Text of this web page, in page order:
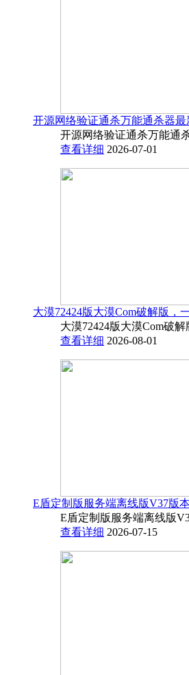
开源网络验证通杀万能通杀器最
开源网络验证通杀万能通
查看详细 2026-07-01
大漠72424版大漠Com破解版，
大漠72424版大漠Com破
查看详细 2026-08-01
E盾定制版服务端离线版V37版
E盾定制版服务端离线版
查看详细 2026-07-15